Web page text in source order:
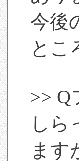
今後
とこ
>> Q
しら
ます